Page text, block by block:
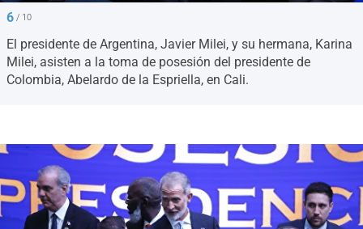
6 / 10
El presidente de Argentina, Javier Milei, y su hermana, Karina
Milei, asisten a la toma de posesión del presidente de
Colombia, Abelardo de la Espriella, en Cali.